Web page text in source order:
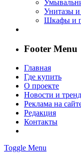
Унитазы и
Шкафы и
Footer Menu
Главная
Где купить
О проекте
Новости и
Реклама на
Редакция
Контакты
Toggle Menu